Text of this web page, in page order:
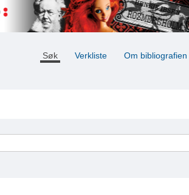
Søk Verkliste Om bibliografien